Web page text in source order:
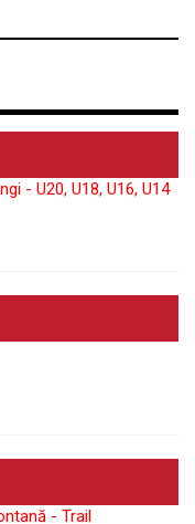
- U20, U18, U16, U14
- Trail